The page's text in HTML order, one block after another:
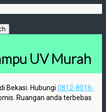
UV Murah
di Bekasi. Hubungi 0812-8016-
Ruangan anda terbebas